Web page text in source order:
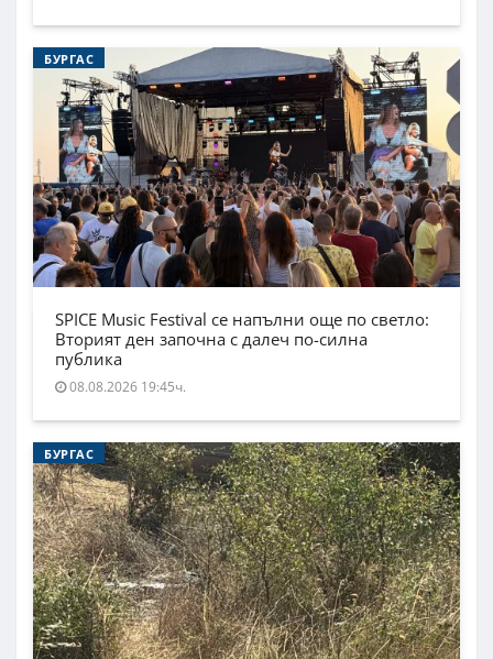
БУРГАС
SPICE Music Festival се напълни още по светло:
Вторият ден започна с далеч по-силна
публика
08.08.2026 19:45ч.
БУРГАС